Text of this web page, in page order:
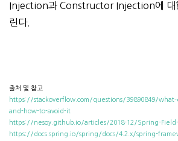
Injection과 Constructor Injection에 대
린다.
출처 및 참고
https://stackoverflow.com/questions/39890849/
and-how-to-avoid-it
https://nesoy.github.io/articles/2018-12/Spring-
https://docs.spring.io/spring/docs/4.2.x/spring-